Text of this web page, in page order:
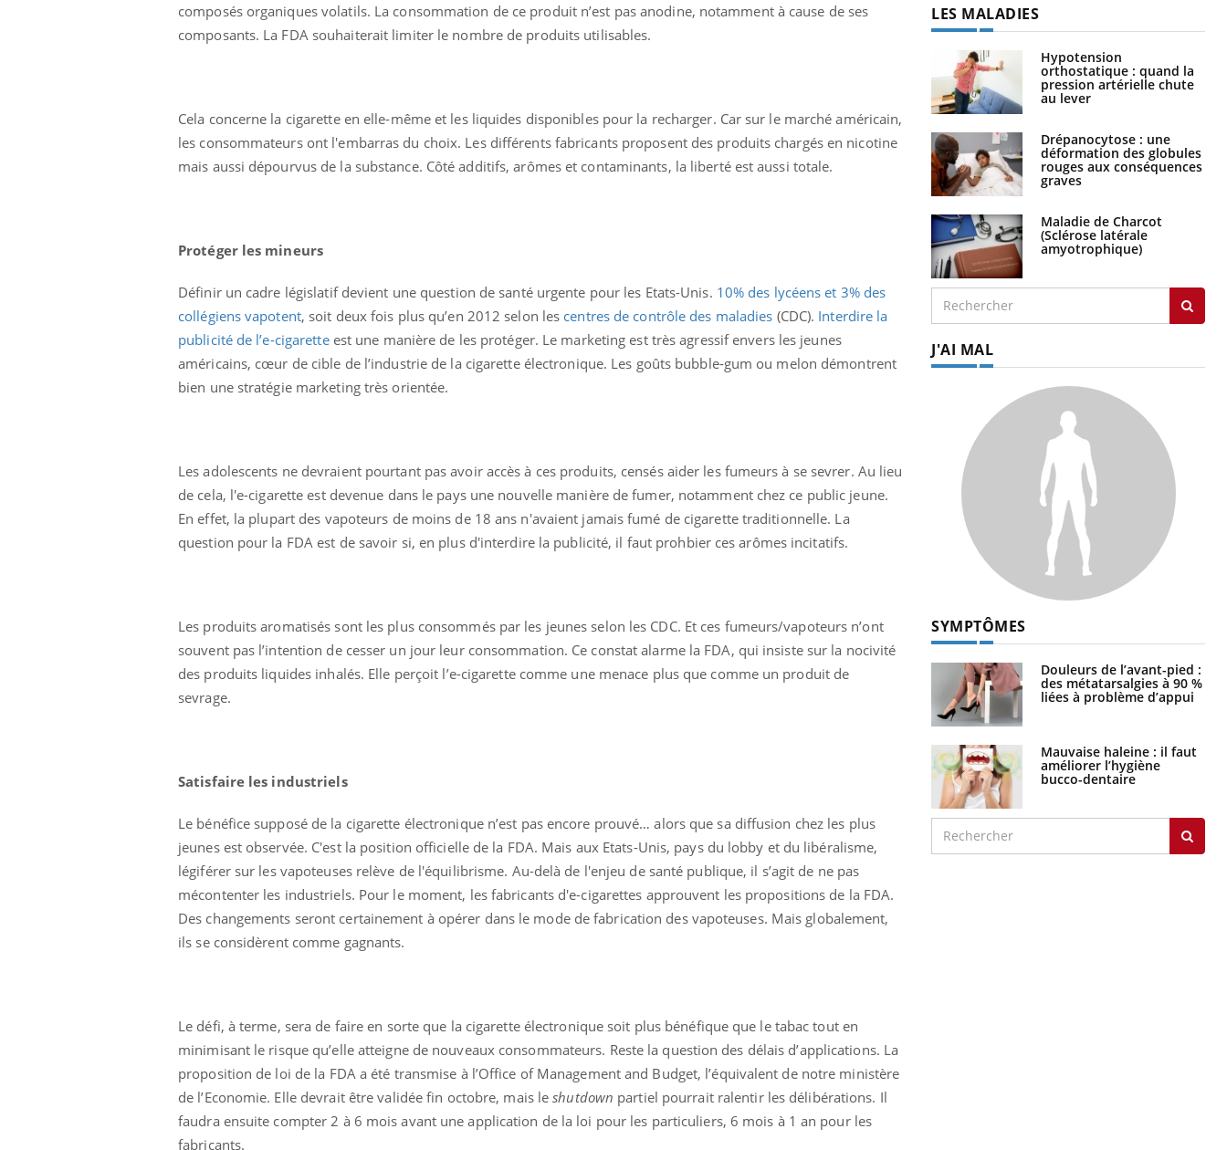
composés organiques volatils. La consommation de ce produit n’est pas anodine, notamment à cause de ses
composants. La FDA souhaiterait limiter le nombre de produits utilisables.
Cela concerne la cigarette en elle-même et les liquides disponibles pour la recharger. Car sur le marché américain,
les consommateurs ont l'embarras du choix. Les différents fabricants proposent des produits chargés en nicotine
mais aussi dépourvus de la substance. Côté additifs, arômes et contaminants, la liberté est aussi totale.
Protéger les mineurs
Définir un cadre législatif devient une question de santé urgente pour les Etats-Unis. 10% des lycéens et 3% des
collégiens vapotent, soit deux fois plus qu’en 2012 selon les centres de contrôle des maladies (CDC). Interdire la
publicité de l’e-cigaretteest une manière de les protéger. Le marketing est très agressif envers les jeunes
américains, cœur de cible de l’industrie de la cigarette électronique. Les goûts bubble-gum ou melon démontrent
bien une stratégie marketing très orientée.
Les adolescents ne devraient pourtant pas avoir accès à ces produits, censés aider les fumeurs à se sevrer. Au lieu
de cela, l'e-cigarette est devenue dans le pays une nouvelle manière de fumer, notamment chez ce public jeune.
En effet, la plupart des vapoteurs de moins de 18 ans n'avaient jamais fumé de cigarette traditionnelle. La
question pour la FDA est de savoir si, en plus d'interdire la publicité, il faut prohbier ces arômes incitatifs.
Les produits aromatisés sont les plus consommés par les jeunes selon les CDC. Et ces fumeurs/vapoteurs n’ont
souvent pas l’intention de cesser un jour leur consommation. Ce constat alarme la FDA, qui insiste sur la nocivité
des produits liquides inhalés. Elle perçoit l’e-cigarette comme une menace plus que comme un produit de
sevrage.
Satisfaire les industriels
Le bénéfice supposé de la cigarette électronique n’est pas encore prouvé… alors que sa diffusion chez les plus
jeunes est observée. C'est la position officielle de la FDA. Mais aux Etats-Unis, pays du lobby et du libéralisme,
légiférer sur les vapoteuses relève de l'équilibrisme. Au-delà de l'enjeu de santé publique, il s’agit de ne pas
mécontenter les industriels. Pour le moment, les fabricants d'e-cigarettes approuvent les propositions de la FDA.
Des changements seront certainement à opérer dans le mode de fabrication des vapoteuses. Mais globalement,
ils se considèrent comme gagnants.
Le défi, à terme, sera de faire en sorte que la cigarette électronique soit plus bénéfique que le tabac tout en
minimisant le risque qu’elle atteigne de nouveaux consommateurs. Reste la question des délais d’applications. La
proposition de loi de la FDA a été transmise à l’Office of Management and Budget, l’équivalent de notre ministère
de l’Economie. Elle devrait être validée fin octobre, mais leshutdown partiel pourrait ralentir les délibérations. Il
faudra ensuite compter 2 à 6 mois avant une application de la loi pour les particuliers, 6 mois à 1 an pour les
fabricants.
LES MALADIES
Hypotension
orthostatique : quand la
pression artérielle chute
au lever
Drépanocytose : une
déformation des globules
rouges aux conséquences
graves
Maladie de Charcot
(Sclérose latérale
amyotrophique)
J'AI MAL
SYMPTÔMES
Douleurs de l’avant-pied :
des métatarsalgies à 90 %
liées à problème d’appui
Mauvaise haleine : il faut
améliorer l’hygiène
bucco-dentaire